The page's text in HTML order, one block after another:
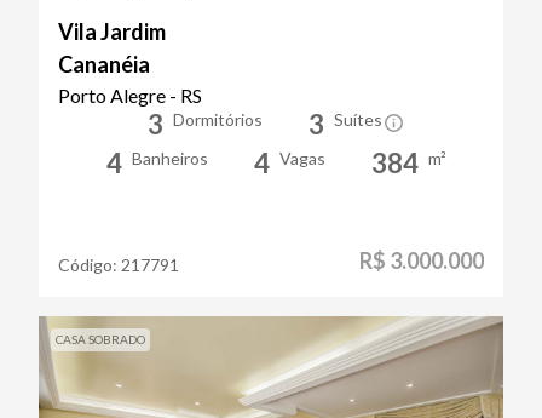
Vila Jardim
Cananéia
Porto Alegre - RS
3 Dormitórios 3 Suítes
4 Banheiros 4 Vagas 384 m²
Código: 217791 R$ 3.000.000
CASA SOBRADO